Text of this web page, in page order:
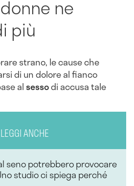
ne
più
strano, le cause che
di un dolore al fianco
alsessodi accusa tale
LEGGI ANCHE
seno potrebbero provocare
studio ci spiega perché